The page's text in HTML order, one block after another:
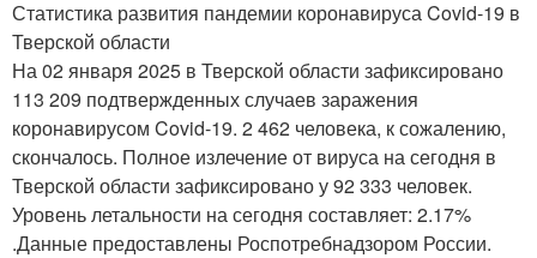
Статистика развития пандемии коронавируса Covid-19 в
Тверской области
На 02 января 2025 в Тверской области зафиксировано
113 209 подтвержденных случаев заражения
коронавирусом Covid-19. 2 462 человека, к сожалению,
скончалось. Полное излечение от вируса на сегодня в
Тверской области зафиксировано у 92 333 человек.
Уровень летальности на сегодня составляет: 2.17%
.Данные предоставлены Роспотребнадзором России.